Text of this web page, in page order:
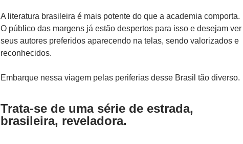
A literatura brasileira é mais potente do que a academia comporta.
O público das margens já estão despertos para isso e desejam ver
seus autores preferidos aparecendo na telas, sendo valorizados e
reconhecidos.
Embarque nessa viagem pelas periferias desse Brasil tão diverso.
Trata-se de uma série de estrada,
brasileira, reveladora.